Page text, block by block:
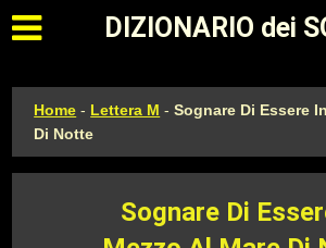
Apri il menu
DIZIONARIO dei
Home - Lettera M -Sognare Di Essere
Di Notte
Sognare Di